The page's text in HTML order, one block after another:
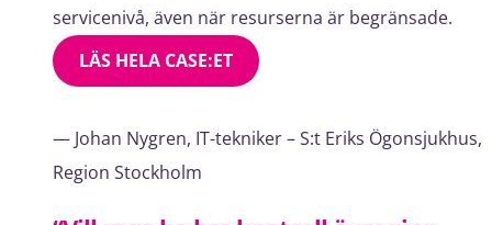
servicenivå, även när resurserna är begränsade.
LÄS HELA CASE:ET
— Johan Nygren, IT-tekniker – S:t Eriks Ögonsjukhus,
Region Stockholm